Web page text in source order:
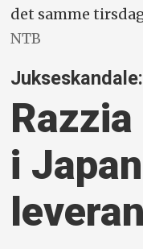
det samme
NTB
Jukseskandale:
i